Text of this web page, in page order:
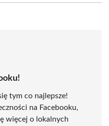
tym co najlepsze!
na Facebooku,
więcej o lokalnych